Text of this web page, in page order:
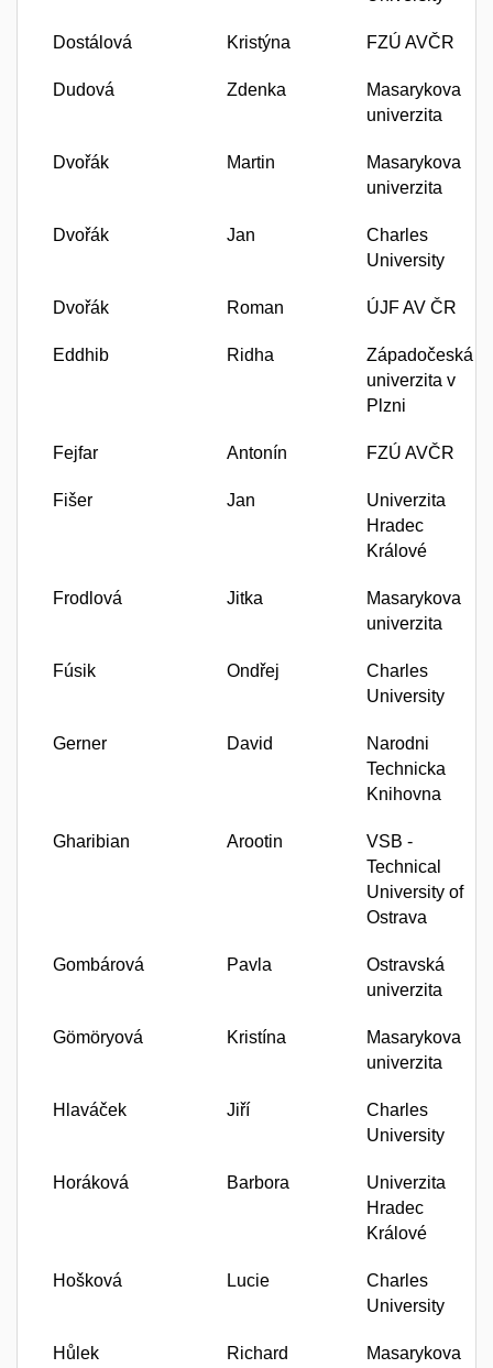
Dostálová Kristýna FZÚ AVČR
Dudová Zdenka
Masarykova
univerzita
Dvořák Martin
Masarykova
univerzita
Dvořák Jan
Charles
University
Dvořák Roman ÚJF AV ČR
Eddhib Ridha
Západočeská
univerzita v
Plzni
Fejfar Antonín FZÚ AVČR
Fišer Jan
Univerzita
Hradec
Králové
Frodlová Jitka
Masarykova
univerzita
Fúsik Ondřej
Charles
University
Gerner David
Narodni
Technicka
Knihovna
Gharibian Arootin
VSB -
Technical
University of
Ostrava
Gombárová Pavla
Ostravská
univerzita
Gömöryová Kristína
Masarykova
univerzita
Hlaváček Jiří
Charles
University
Horáková Barbora
Univerzita
Hradec
Králové
Hošková Lucie
Charles
University
Hůlek Richard
Masarykova